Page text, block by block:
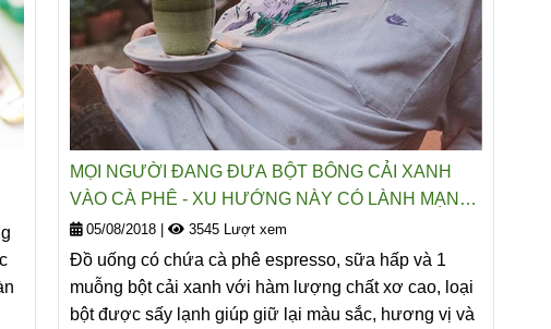
MỌI NGƯỜI ĐANG ĐƯA BỘT BÔNG CẢI XANH
VÀO CÀ PHÊ - XU HƯỚNG NÀY CÓ LÀNH MẠNH
KHÔNG?
05/08/2018 3545 Lượt xem
Đồ uống có chứa cà phê espresso, sữa hấp và 1
muỗng bột cải xanh với hàm lượng chất xơ cao, loại
bột được sấy lạnh giúp giữ lại màu sắc, hương vị và